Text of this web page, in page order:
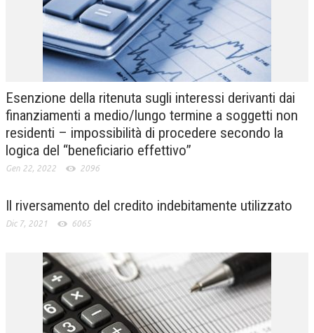
Esenzione della ritenuta sugli interessi derivanti dai
finanziamenti a medio/lungo termine a soggetti non
residenti – impossibilità di procedere secondo la
logica del “beneficiario effettivo”
Gen 22, 2022 2096
Il riversamento del credito indebitamente utilizzato
Dic 7, 2021 6065